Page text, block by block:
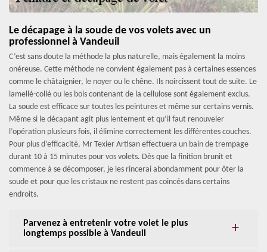
Le décapage à la soude de vos volets avec un
professionnel à Vandeuil
C’est sans doute la méthode la plus naturelle, mais également la moins
onéreuse. Cette méthode ne convient également pas à certaines essences
comme le châtaignier, le noyer ou le chêne. Ils noircissent tout de suite. Le
lamellé-collé ou les bois contenant de la cellulose sont également exclus.
La soude est efficace sur toutes les peintures et même sur certains vernis.
Même si le décapant agit plus lentement et qu’il faut renouveler
l’opération plusieurs fois, il élimine correctement les différentes couches.
Pour plus d’efficacité, Mr Texier Artisan effectuera un bain de trempage
durant 10 à 15 minutes pour vos volets. Dès que la finition brunit et
commence à se décomposer, je les rincerai abondamment pour ôter la
soude et pour que les cristaux ne restent pas coincés dans certains
endroits.
Parvenez à entretenir votre volet le plus
longtemps possible à Vandeuil